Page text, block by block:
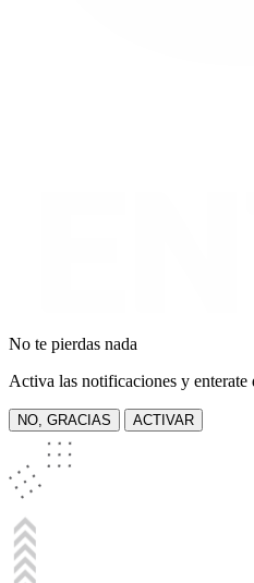
No te pierdas nada
Activa las notificaciones y enterate
NO, GRACIAS ACTIVAR